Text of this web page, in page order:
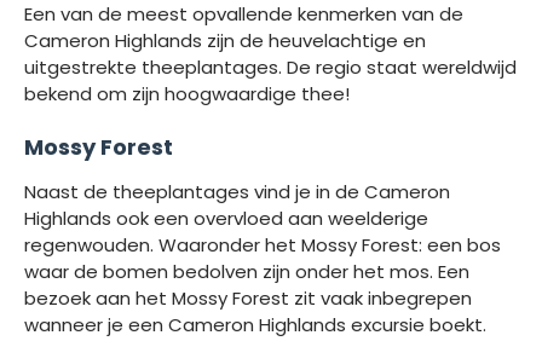
Een van de meest opvallende kenmerken van de
Cameron Highlands zijn de heuvelachtige en
uitgestrekte theeplantages. De regio staat wereldwijd
bekend om zijn hoogwaardige thee!
Mossy Forest
Naast de theeplantages vind je in de Cameron
Highlands ook een overvloed aan weelderige
regenwouden. Waaronder het Mossy Forest: een bos
waar de bomen bedolven zijn onder het mos. Een
bezoek aan het Mossy Forest zit vaak inbegrepen
wanneer je een Cameron Highlands excursie boekt.